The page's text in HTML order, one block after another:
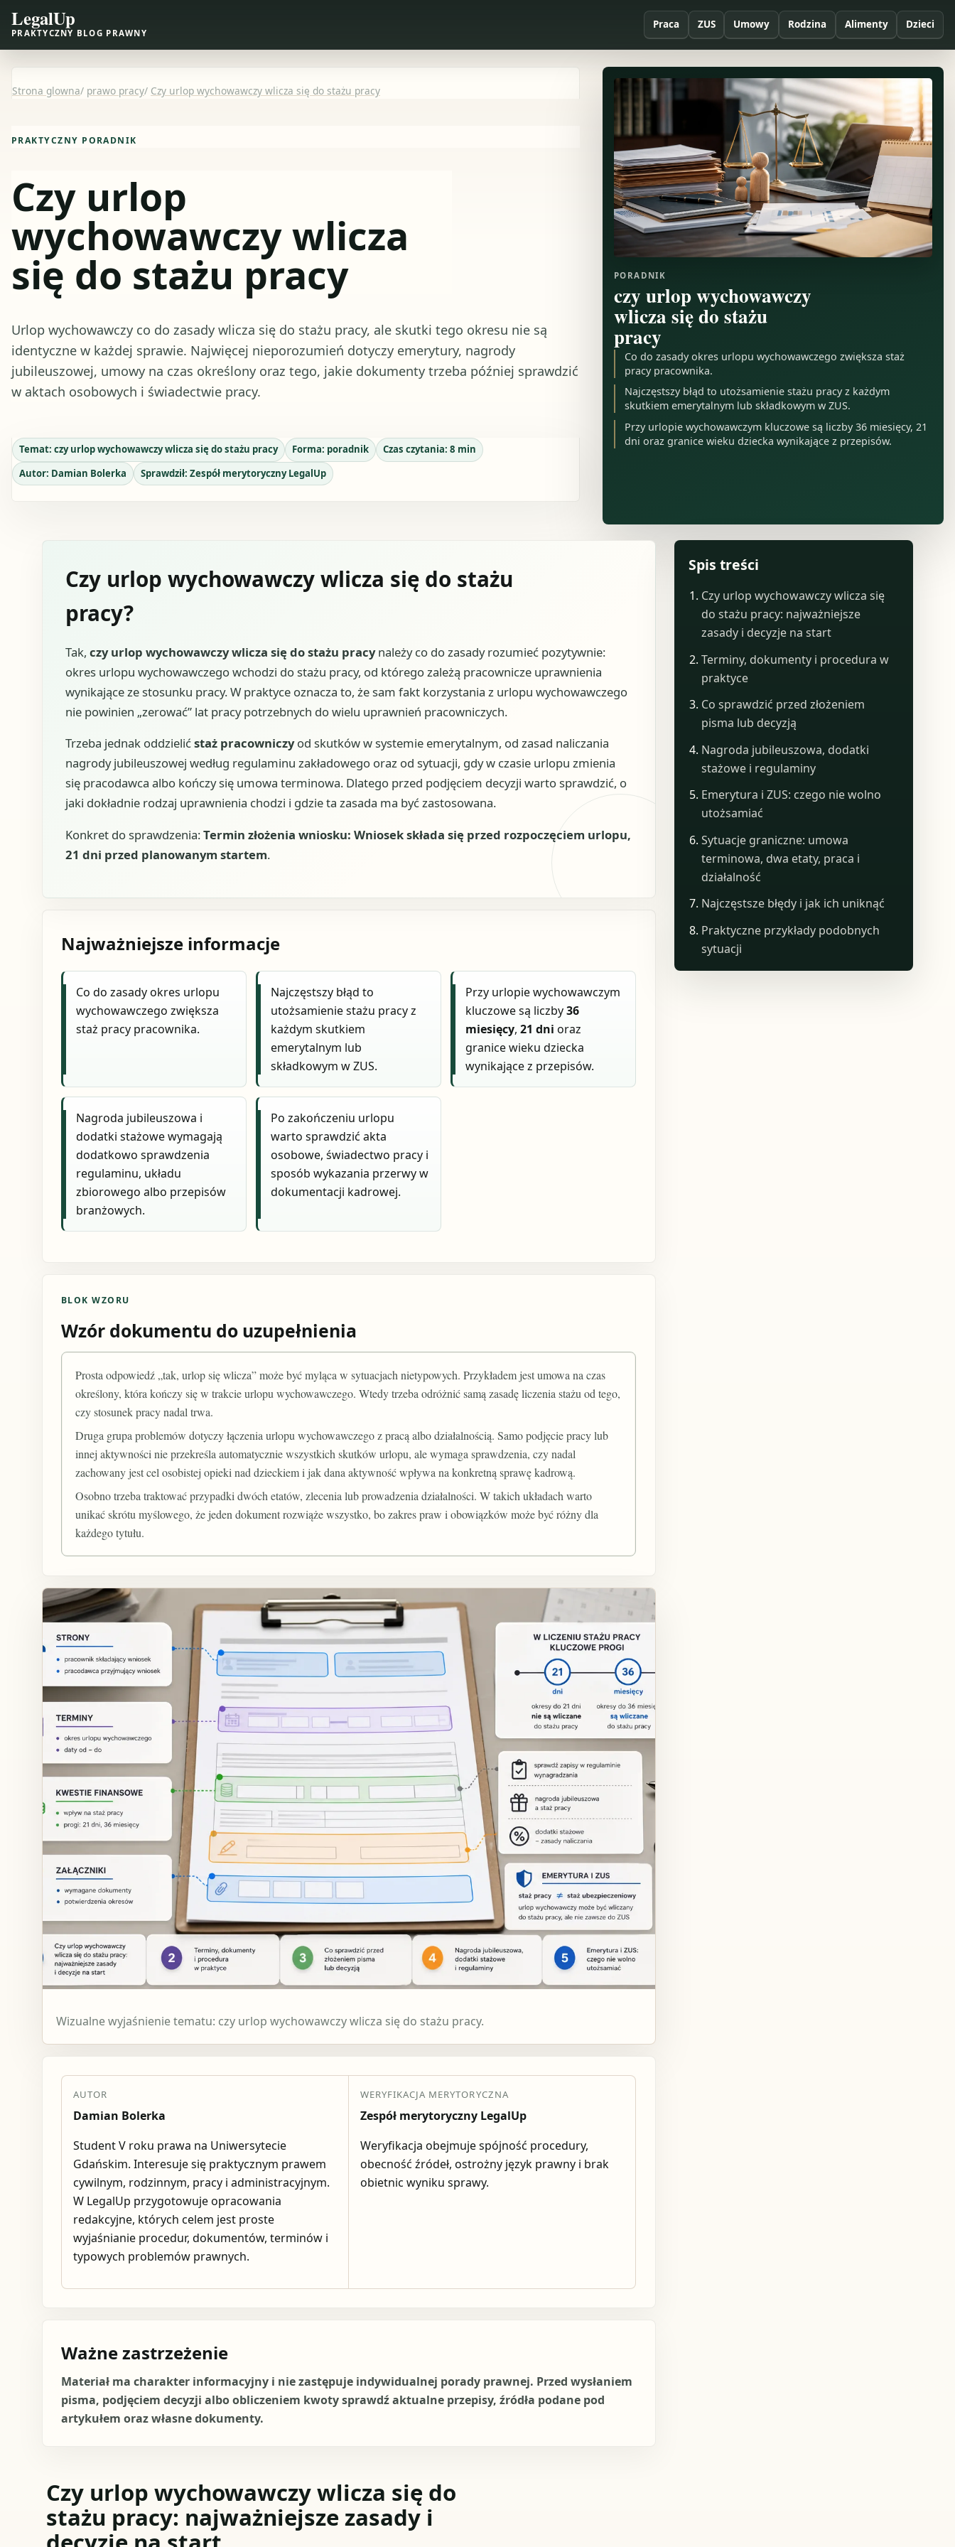
LegalUp
PRAKTYCZNY BLOG PRAWNY
Praca ZUS Umowy Rodzina Alimenty Dzieci
Strona glowna/ prawo pracy/ Czy urlop wychowawczy wlicza się do stażu pracy
PRAKTYCZNY PORADNIK
Czy urlop
wychowawczy wlicza
się do stażu pracy
Urlop wychowawczy co do zasady wlicza się do stażu pracy, ale skutki tego okresu nie są
identyczne w każdej sprawie. Najwięcej nieporozumień dotyczy emerytury, nagrody
jubileuszowej, umowy na czas określony oraz tego, jakie dokumenty trzeba później sprawdzić
w aktach osobowych i świadectwie pracy.
Temat: czy urlop wychowawczy wlicza się do stażu pracy Forma: poradnik Czas czytania: 8 min
Autor: Damian Bolerka Sprawdził: Zespół merytoryczny LegalUp
PORADNIK
czy urlop wychowawczy
wlicza się do stażu
pracy
Co do zasady okres urlopu wychowawczego zwiększa staż
pracy pracownika.
Najczęstszy błąd to utożsamienie stażu pracy z każdym
skutkiem emerytalnym lub składkowym w ZUS.
Przy urlopie wychowawczym kluczowe są liczby 36 miesięcy, 21
dni oraz granice wieku dziecka wynikające z przepisów.
Czy urlop wychowawczy wlicza się do stażu
pracy?
Tak, czy urlop wychowawczy wlicza się do stażu pracynależy co do zasady rozumieć pozytywnie:
okres urlopu wychowawczego wchodzi do stażu pracy, od którego zależą pracownicze uprawnienia
wynikające ze stosunku pracy. W praktyce oznacza to, że sam fakt korzystania z urlopu wychowawczego
nie powinien „zerować” lat pracy potrzebnych do wielu uprawnień pracowniczych.
Trzeba jednak oddzielićstaż pracowniczyod skutków w systemie emerytalnym, od zasad naliczania
nagrody jubileuszowej według regulaminu zakładowego oraz od sytuacji, gdy w czasie urlopu zmienia
się pracodawca albo kończy się umowa terminowa. Dlatego przed podjęciem decyzji warto sprawdzić, o
jaki dokładnie rodzaj uprawnienia chodzi i gdzie ta zasada ma być zastosowana.
Konkret do sprawdzenia:Termin złożenia wniosku: Wniosek składa się przed rozpoczęciem urlopu,
21 dni przed planowanym startem.
Najważniejsze informacje
Co do zasady okres urlopu
wychowawczego zwiększa
staż pracy pracownika.
Najczęstszy błąd to
utożsamienie stażu pracy z
każdym skutkiem
emerytalnym lub
składkowym w ZUS.
Przy urlopie wychowawczym
kluczowe są liczby36
miesięcy,21 dni oraz
granice wieku dziecka
wynikające z przepisów.
Nagroda jubileuszowa i
dodatki stażowe wymagają
dodatkowo sprawdzenia
regulaminu, układu
zbiorowego albo przepisów
branżowych.
Po zakończeniu urlopu
warto sprawdzić akta
osobowe, świadectwo pracy i
sposób wykazania przerwy w
dokumentacji kadrowej.
BLOK WZORU
Wzór dokumentu do uzupełnienia
Prosta odpowiedź „tak, urlop się wlicza” może być myląca w sytuacjach nietypowych. Przykładem jest umowa na czas
określony, która kończy się w trakcie urlopu wychowawczego. Wtedy trzeba odróżnić samą zasadę liczenia stażu od tego,
czy stosunek pracy nadal trwa.
Druga grupa problemów dotyczy łączenia urlopu wychowawczego z pracą albo działalnością. Samo podjęcie pracy lub
innej aktywności nie przekreśla automatycznie wszystkich skutków urlopu, ale wymaga sprawdzenia, czy nadal
zachowany jest cel osobistej opieki nad dzieckiem i jak dana aktywność wpływa na konkretną sprawę kadrową.
Osobno trzeba traktować przypadki dwóch etatów, zlecenia lub prowadzenia działalności. W takich układach warto
unikać skrótu myślowego, że jeden dokument rozwiąże wszystko, bo zakres praw i obowiązków może być różny dla
każdego tytułu.
Wizualne wyjaśnienie tematu: czy urlop wychowawczy wlicza się do stażu pracy.
AUTOR
Damian Bolerka
Student V roku prawa na Uniwersytecie
Gdańskim. Interesuje się praktycznym prawem
cywilnym, rodzinnym, pracy i administracyjnym.
W LegalUp przygotowuje opracowania
redakcyjne, których celem jest proste
wyjaśnianie procedur, dokumentów, terminów i
typowych problemów prawnych.
WERYFIKACJA MERYTORYCZNA
Zespół merytoryczny LegalUp
Weryfikacja obejmuje spójność procedury,
obecność źródeł, ostrożny język prawny i brak
obietnic wyniku sprawy.
Ważne zastrzeżenie
Materiał ma charakter informacyjny i nie zastępuje indywidualnej porady prawnej. Przed wysłaniem
pisma, podjęciem decyzji albo obliczeniem kwoty sprawdź aktualne przepisy, źródła podane pod
artykułem oraz własne dokumenty.
Czy urlop wychowawczy wlicza się do
stażu pracy: najważniejsze zasady i
Spis treści
Czy urlop wychowawczy wlicza się
do stażu pracy: najważniejsze
zasady i decyzje na start
Terminy, dokumenty i procedura w
praktyce
Co sprawdzić przed złożeniem
pisma lub decyzją
Nagroda jubileuszowa, dodatki
stażowe i regulaminy
Emerytura i ZUS: czego nie wolno
utożsamiać
Sytuacje graniczne: umowa
terminowa, dwa etaty, praca i
działalność
Najczęstsze błędy i jak ich uniknąć
Praktyczne przykłady podobnych
sytuacji